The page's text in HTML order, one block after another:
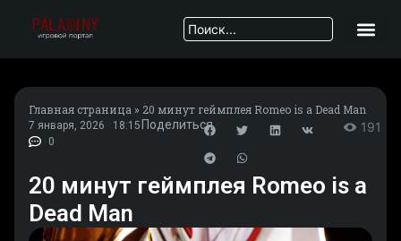
Главная страница » 20 минут геймплея Romeo is a Dead Man
7 января, 2026
18:15
0
Поделиться 191
20 минут геймплея Romeo is a
Dead Man